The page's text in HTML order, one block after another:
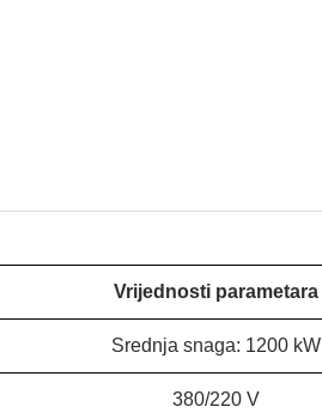
Vrijednosti parametara
Srednja snaga: 1200 kW
380/220 V